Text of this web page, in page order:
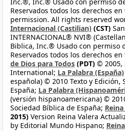
Reservados todos los derechos
permission. All rights reserved
Internacional (Castilian) (CST)
INTERNACIONAL® NVI®
Biblica, Inc.® Usado con permiso
Reservados todos los derechos
de Dios para Todos (PDT) © 2005,
International; La Palabra (España)
española) © 2010 Texto y Edición,
España; La Palabra
(versión hispanoamericana) ©
Sociedad Bíblica de España;
2015) Version Reina Valera
by Editorial Mundo Hispano;